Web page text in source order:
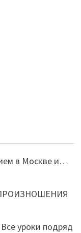
в Москве и…
уроки подряд